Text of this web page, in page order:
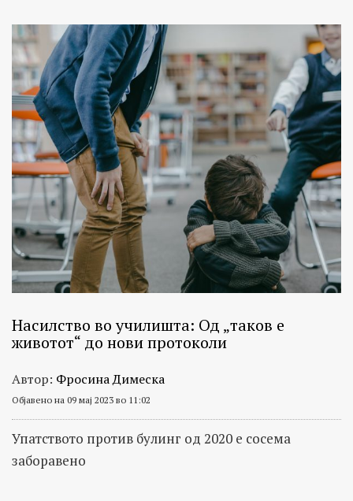
Насилство во училишта: Од „таков е
животот“ до нови протоколи
Автор: Фросина Димеска
Објавено на 09 мај 2023 во 11:02
Упатството против булинг од 2020 е сосема
заборавено